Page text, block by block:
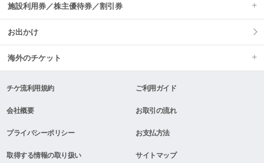
施設利用券／株主優待券／割引券
お出かけ
海外のチケット
チケ流利用規約 ご利用ガイド
会社概要 お取引の流れ
プライバシーポリシー お支払方法
取得する情報の取り扱い サイトマップ